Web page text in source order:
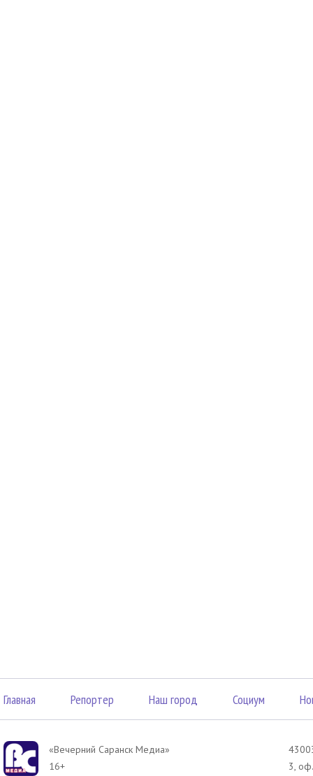
Главная Репортер Наш город Социум
«Вечерний Саранск Mедиа»
16+
3,